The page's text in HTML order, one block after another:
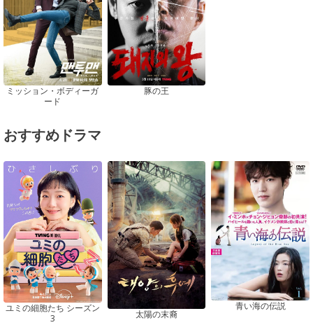
ミッション・ボディーガ
ード
豚の王
おすすめドラマ
ユミの細胞たち シーズン
3
太陽の末裔
青い海の伝説